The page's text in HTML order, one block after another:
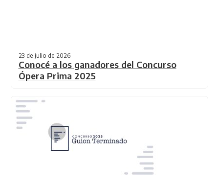
23 de julio de 2026
Conocé a los ganadores del Concurso
Ópera Prima 2025